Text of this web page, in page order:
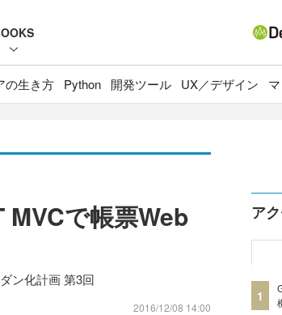
の生き方 Python 開発ツール UX／デザイン
で帳票Web
ン化計画 第3回
2016/12/08 14:00
ア
1